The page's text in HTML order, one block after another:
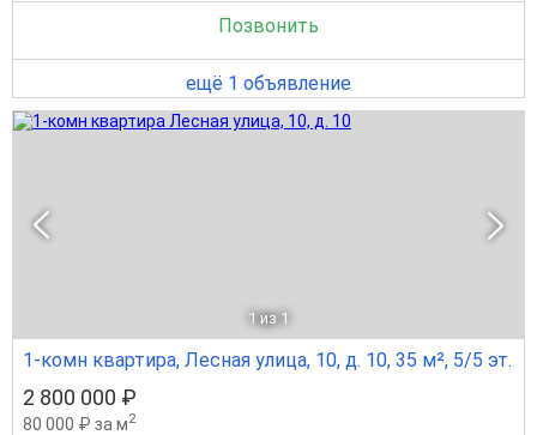
Позвонить
ещё 1 объявление
1 из 1
1-комн квартира, Лесная улица, 10, д. 10, 35 м², 5/5 эт.
2 800 000 ₽
80 000 ₽ за м2